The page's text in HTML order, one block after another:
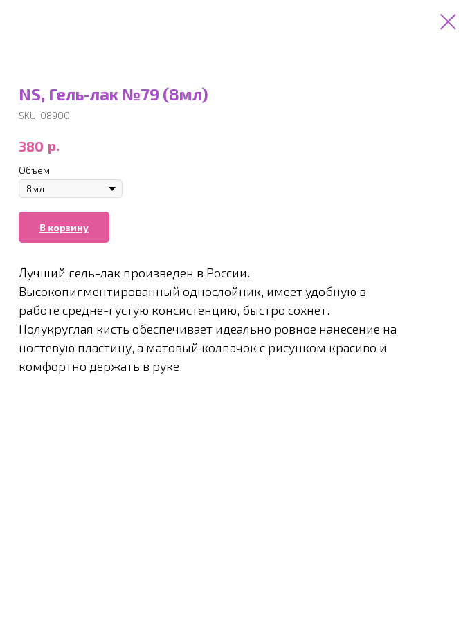
NS, Гель-лак №79 (8мл)
SKU: 08900
380 р.
Объем
В корзину
Лучший гель-лак произведен в России.
Высокопигментированный однослойник, имеет удобную в
работе средне-густую консистенцию, быстро сохнет.
Полукруглая кисть обеспечивает идеально ровное нанесение на
ногтевую пластину, а матовый колпачок с рисунком красиво и
комфортно держать в руке.